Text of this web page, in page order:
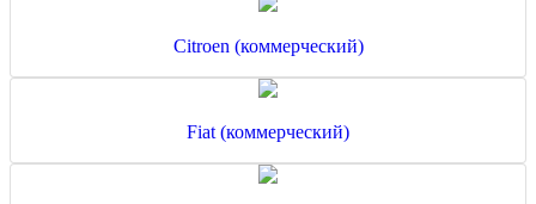
Citroen (коммерческий)
Fiat (коммерческий)